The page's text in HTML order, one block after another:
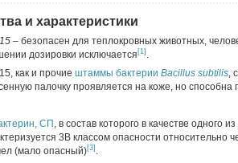
и характеристики
– безопасен для теплокровных животных,
дозировки исключается [1] .
как и прочие штаммы бактерии Bacillus subtilis,
палочку проявляется на коже, но
СП , в состав которого в качестве одного
3В классом опасности относительно
(мало опасный)[3] .